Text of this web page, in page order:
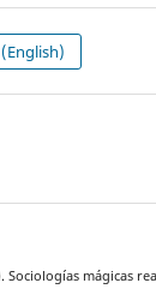
(English)
Sociologías mágicas